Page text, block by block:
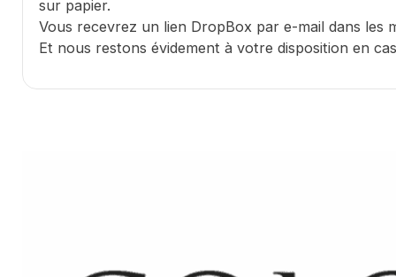
sur papier.
Vous recevrez un lien DropBox par e-mail dans les
Et nous restons évidement à votre disposition en